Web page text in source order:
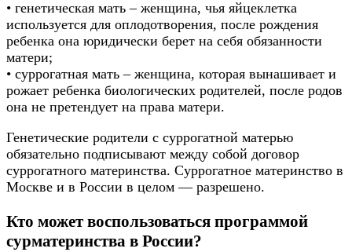
• генетическая мать – женщина, чья яйцеклетка
используется для оплодотворения, после рождения
ребенка она юридически берет на себя обязанности
матери;
• суррогатная мать – женщина, которая вынашивает и
рожает ребенка биологических родителей, после родов
она не претендует на права матери.
Генетические родители с суррогатной матерью
обязательно подписывают между собой договор
суррогатного материнства. Суррогатное материнство в
Москве и в России в целом — разрешено.
Кто может воспользоваться программой
сурматеринства в России?